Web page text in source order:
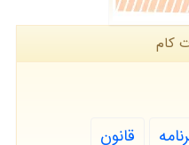
كام
قانون